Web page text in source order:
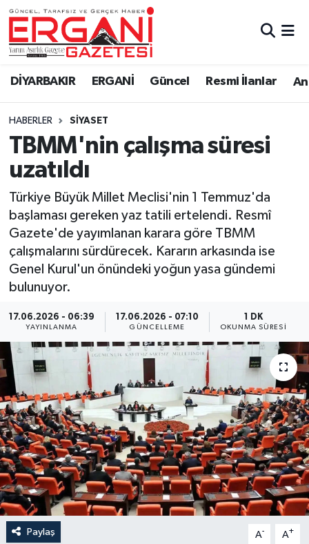
DİYARBAKIR ERGANİ Güncel Resmi İlanlar
HABERLER SİYASET
TBMM'nin çalışma süresi
uzatıldı
Türkiye Büyük Millet Meclisi'nin 1 Temmuz'da
başlaması gereken yaz tatili ertelendi. Resmî
Gazete'de yayımlanan karara göre TBMM
çalışmalarını sürdürecek. Kararın arkasında ise
Genel Kurul'un önündeki yoğun yasa gündemi
bulunuyor.
17.06.2026 - 06:39
YAYINLANMA
17.06.2026 - 07:10
GÜNCELLEME
1 DK
OKUNMA SÜRESI
Paylaş A- A+
DİYARBAKIR
BİSMİL
BAĞLAR
ERGANİ
Güncel
Eği̇ti̇m
Resmi İlanlar
Sağlık
Si̇yaset
Anali̇z
Bi̇li̇m & Teknoloji̇
Dünya
Eği̇ti̇m
Ergani Nöbetçi Eczaneler
Ergani Hava Durumu
Ergani Trafik Yoğunluk Haritası
Süper Lig Puan Durumu ve Fikstür
Tüm Manşetler
Son Dakika Haberleri
Haber Arşivi